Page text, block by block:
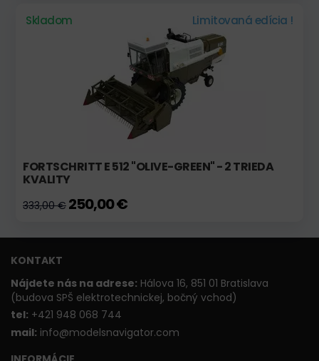
Skladom Limitovaná edícia !
FORTSCHRITT E 512 "OLIVE-GREEN" - 2 TRIEDA
KVALITY
333,00 € 250,00 €
KONTAKT
Nájdete nás na adrese: Hálova 16, 851 01 Bratislava
(budova SPŠ elektrotechnickej, bočný vchod)
tel: +421 948 068 744
mail: info@modelsnavigator.com